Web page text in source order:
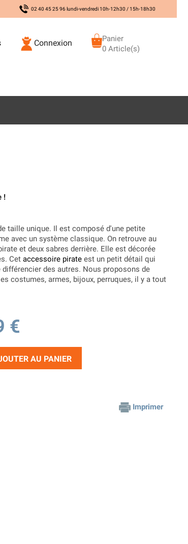
02 40 45 25 96 lundi-vendredi 10h-12h30 / 15h-18h30
Connexion
Panier
0 Article(s)
!
taille unique. Il est composé d'une petite
avec un système classique. On retrouve au
et deux sabres derrière. Elle est décorée
Cet accessoire pirate est un petit détail qui
différencier des autres. Nous proposons de
costumes, armes, bijoux, perruques, il y a tout
€
AU PANIER
Imprimer